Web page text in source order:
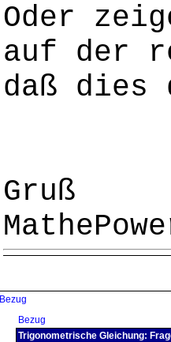
Oder
auf der
daß
Gruß
Bezug
Bezug
Trigonometrische Gleichung: